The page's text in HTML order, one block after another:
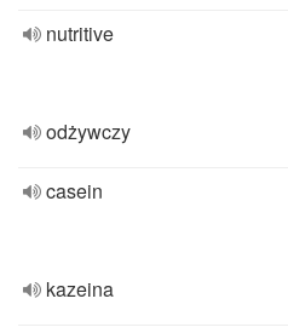
nutritive
odżywczy
casein
kazeina